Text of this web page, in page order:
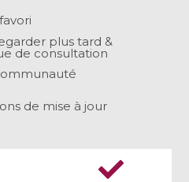
plus tard &
de consultation
de mise à jour